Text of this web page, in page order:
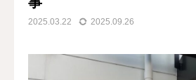
2025.03.22 2025.09.26